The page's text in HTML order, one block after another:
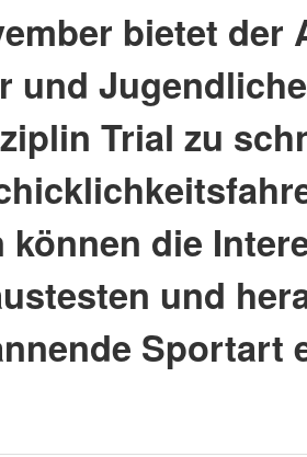
bietet der
und
Trial zu
können die
und
Sportart